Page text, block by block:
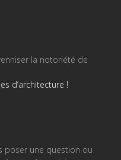
la notoriété de
d’architecture !
poser une question ou